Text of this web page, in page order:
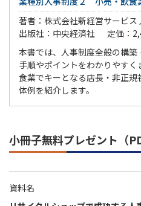
著者：株式会社新経営サービ
出版社：中央経済社
定価：
本書では、人事制度全般の構
手順やポイントをわかりやす
食業でキーとなる店長・非正
体例を紹介します。
小冊子無料プレゼント（
資料名